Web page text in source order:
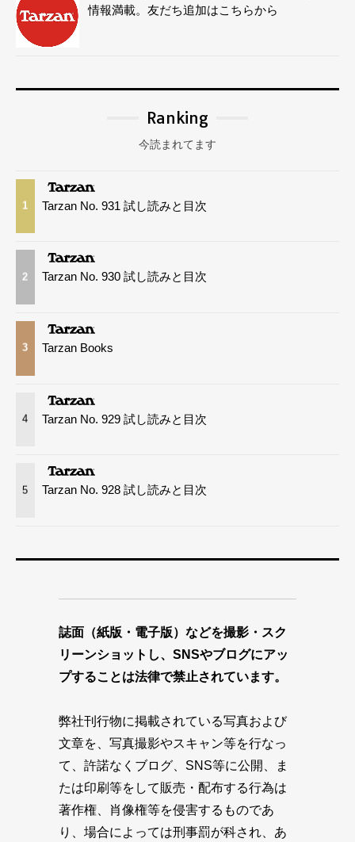
情報満載。友だち追加はこちらから
Ranking
今読まれてます
1 Tarzan No. 931 試し読みと目次
2 Tarzan No. 930 試し読みと目次
3 Tarzan Books
4 Tarzan No. 929 試し読みと目次
5 Tarzan No. 928 試し読みと目次
誌面（紙版・電子版）などを撮影・スク
リーンショットし、SNSやブログにアッ
プすることは法律で禁止されています。
弊社刊行物に掲載されている写真および
文章を、写真撮影やスキャン等を行なっ
て、許諾なくブログ、SNS等に公開、ま
たは印刷等をして販売・配布する行為は
著作権、肖像権等を侵害するものであ
り、場合によっては刑事罰が科され、あ